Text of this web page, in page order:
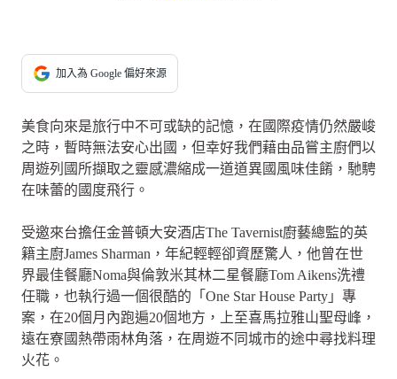
加入為 Google 偏好來源
美食向來是旅行中不可或缺的記憶，在國際疫情仍然嚴峻
之時，暫時無法安心出國，但幸好我們藉由品嘗主廚們以
周遊列國所擷取之靈感濃縮成一道道異國風味佳餚，馳騁
在味蕾的國度飛行。
受邀來台擔任金普頓大安酒店The Tavernist廚藝總監的英
籍主廚James Sharman，年紀輕輕卻資歷驚人，他曾在世
界最佳餐廳Noma與倫敦米其林二星餐廳Tom Aikens洗禮
任職，也執行過一個很酷的「One Star House Party」專
案，在20個月內跑遍20個地方，上至喜馬拉雅山聖母峰，
遠在寮國熱帶雨林角落，在周遊不同城市的途中尋找料理
火花。